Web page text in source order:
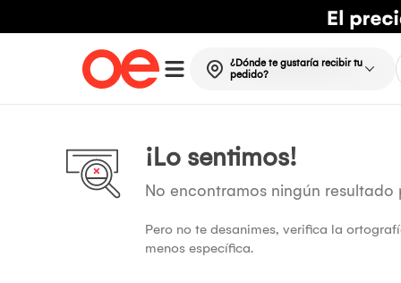
¿Dónde te gustaría recibir tu
pedido?
¡Lo sentimos!
No encontramos ningún
Pero no te desanimes, verifica la
menos específica.